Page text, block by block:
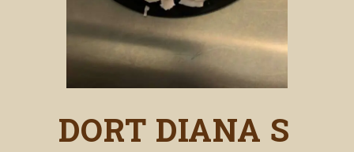
DORT DIANA S